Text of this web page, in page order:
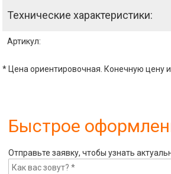
Технические характеристики:
Артикул:
* Цена ориентировочная. Конечную цену
Быстрое
Отправьте заявку, чтобы узнать